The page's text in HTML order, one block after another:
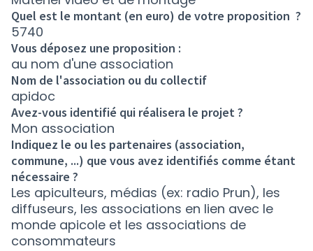
Quel est le montant (en euro) de votre proposition ?
5740
Vous déposez une proposition :
au nom d'une association
Nom de l'association ou du collectif
apidoc
Avez-vous identifié qui réalisera le projet ?
Mon association
Indiquez le ou les partenaires (association,
commune, ...) que vous avez identifiés comme étant
nécessaire ?
Les apiculteurs, médias (ex: radio Prun), les
diffuseurs, les associations en lien avec le
monde apicole et les associations de
consommateurs